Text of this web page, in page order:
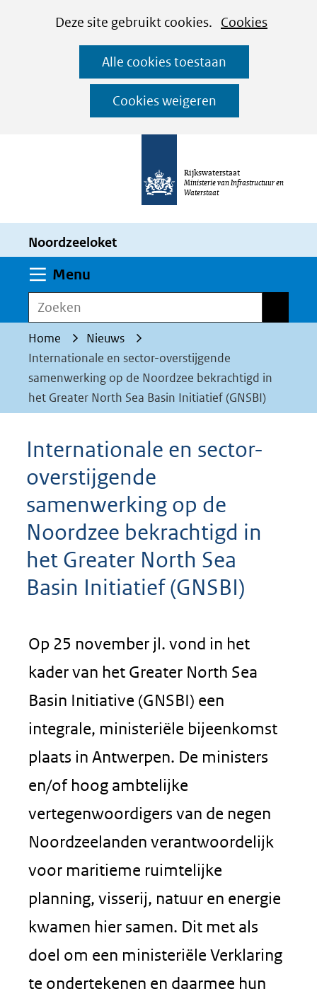
CookiesDeze site gebruikt cookies. Cookies
worden
toegestaan
geweigerd.
Alle cookies toestaan
Cookies weigeren
Ga
naar
de
inhoud
Rijkswaterstaat
Ministerie van Infrastructuur en
Waterstaat
Noordzeeloket
Menu
Zoeken
Home
Nieuws
Internationale en sector-overstijgende
samenwerking op de Noordzee bekrachtigd in
het Greater North Sea Basin Initiatief (GNSBI)
Internationale en sector-
overstijgende
samenwerking op de
Noordzee bekrachtigd in
het Greater North Sea
Basin Initiatief (GNSBI)
Op 25 november jl. vond in het
kader van het Greater North Sea
Basin Initiative (GNSBI) een
integrale, ministeriële bijeenkomst
plaats in Antwerpen. De ministers
en/of hoog ambtelijke
vertegenwoordigers van de negen
Noordzeelanden verantwoordelijk
voor maritieme ruimtelijke
planning, visserij, natuur en energie
kwamen hier samen. Dit met als
doel om een ministeriële Verklaring
te ondertekenen en daarmee hun